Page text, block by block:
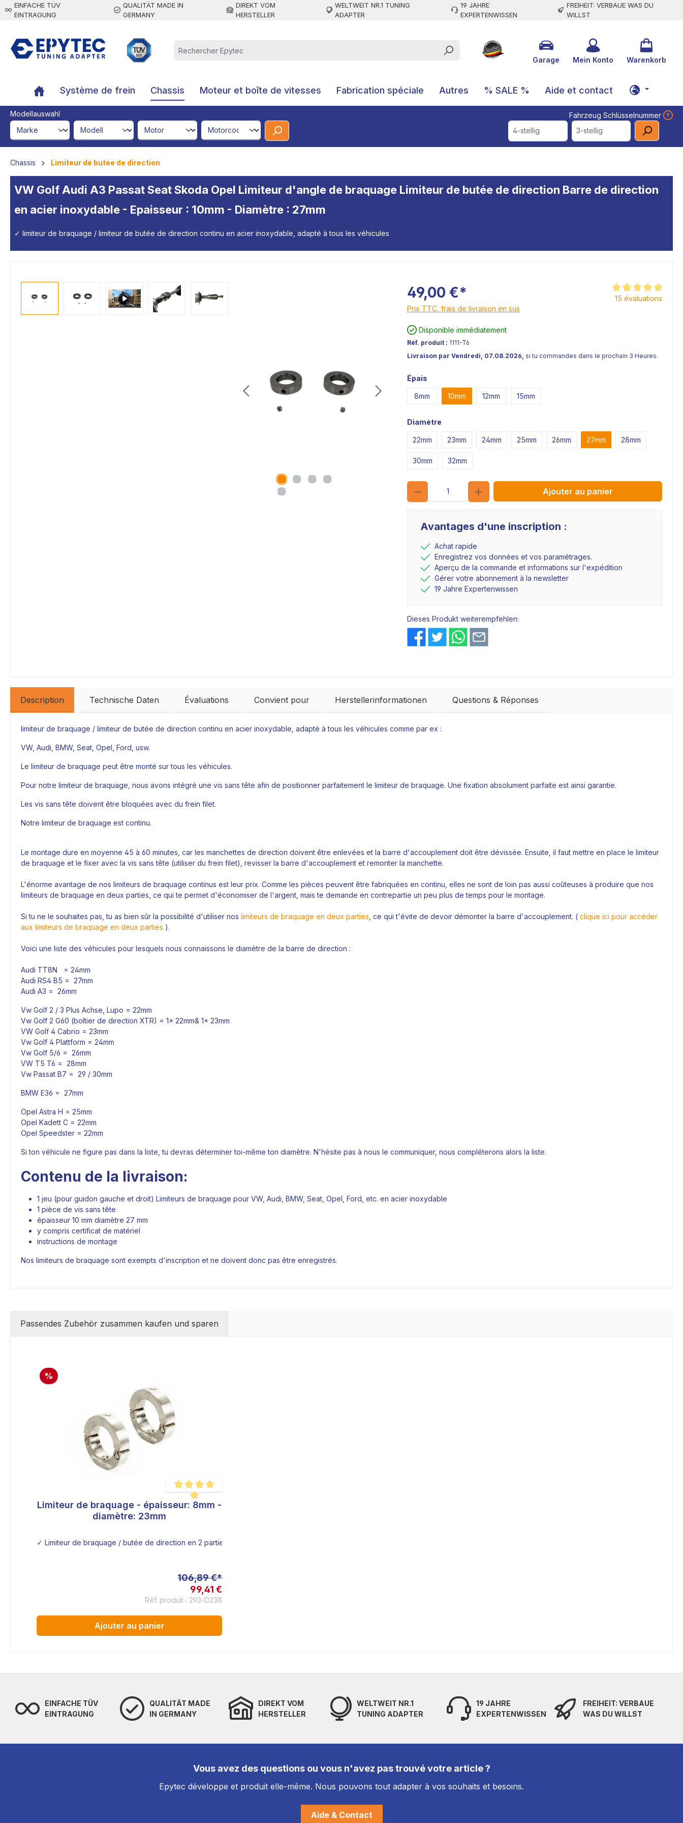
principal
EINFACHE TÜV
EINTRAGUNG
QUALITÄT MADE IN
GERMANY
DIREKT VOM
HERSTELLER
WELTWEIT NR.1 TUNING
ADAPTER
19 JAHRE
EXPERTENWISSEN
FREIHEIT: VERBAUE WAS DU
WILLST
Garage Mein Konto Warenkorb
Système de frein Chassis Moteur et boîte de vitesses Fabrication spéciale Autres % SALE % Aide et contact
Modellauswahl
Fahrzeug Schlüsselnummer
brandId
modelId engineId engineCodeId 4-stellig 3-stellig
Chassis Limiteur de butée de direction
VW Golf Audi A3 Passat Seat Skoda Opel Limiteur d'angle de braquage Limiteur de butée de direction Barre de direction
en acier inoxydable - Epaisseur : 10mm - Diamètre : 27mm
✓ limiteur de braquage / limiteur de butée de direction continu en acier inoxydable, adapté à tous les véhicules
49,00 €*
Prix TTC, frais de livraison en sus
Note moyenne de 5
15 évaluations
Disponible immédiatement
Réf. produit : 1111-T6
Livraison par Vendredi, 07.08.2026, si tu commandes dans le prochain 3 Heures.
Épais
8mm 10mm 12mm 15mm
Diamètre
22mm 23mm 24mm 25mm 26mm 27mm 28mm
30mm 32mm
Quantité
Ajouter au panier
Avantages d'une inscription :
Achat rapide
Enregistrez vos données et vos paramétrages.
Aperçu de la commande et informations sur l'expédition
Gérer votre abonnement à la newsletter
19 Jahre Expertenwissen
Dieses Produkt weiterempfehlen:
Description Technische Daten Évaluations Convient pour Herstellerinformationen Questions & Réponses
limiteur de braquage / limiteur de butée de direction continu en acier inoxydable, adapté à tous les véhicules comme par ex :
VW, Audi, BMW, Seat, Opel, Ford, usw.
Le limiteur de braquage peut être monté sur tous les véhicules.
Pour notre limiteur de braquage, nous avons intégré une vis sans tête afin de positionner parfaitement le limiteur de braquage. Une fixation absolument parfaite est ainsi garantie.
Les vis sans tête doivent être bloquées avec du frein filet.
Notre limiteur de braquage est continu.
Le montage dure en moyenne 45 à 60 minutes, car les manchettes de direction doivent être enlevées et la barre d'accouplement doit être dévissée. Ensuite, il faut mettre en place le limiteur
de braquage et le fixer avec la vis sans tête (utiliser du frein filet), revisser la barre d'accouplement et remonter la manchette.
L'énorme avantage de nos limiteurs de braquage continus est leur prix. Comme les pièces peuvent être fabriquées en continu, elles ne sont de loin pas aussi coûteuses à produire que nos
limiteurs de braquage en deux parties, ce qui te permet d'économiser de l'argent, mais te demande en contrepartie un peu plus de temps pour le montage.
Si tu ne le souhaites pas, tu as bien sûr la possibilité d'utiliser nos limiteurs de braquage en deux parties , ce qui t'évite de devoir démonter la barre d'accouplement. ( clique ici pour accéder
aux limiteurs de braquage en deux parties ).
Voici une liste des véhicules pour lesquels nous connaissons le diamètre de la barre de direction :
Audi TT8N = 24mm
Audi RS4 B5 = 27mm
Audi A3 = 26mm
Vw Golf 2 / 3 Plus Achse, Lupo = 22mm
Vw Golf 2 G60 (boîtier de direction XTR) = 1x 22mm& 1x 23mm
VW Golf 4 Cabrio = 23mm
Vw Golf 4 Plattform = 24mm
Vw Golf 5/6 = 26mm
VW T5 T6 = 28mm
Vw Passat B7 = 29 / 30mm
BMW E36 = 27mm
Opel Astra H = 25mm
Opel Kadett C = 22mm
Opel Speedster = 22mm
Si ton véhicule ne figure pas dans la liste, tu devras déterminer toi-même ton diamètre. N'hésite pas à nous le communiquer, nous compléterons alors la liste.
Contenu de la livraison:
1 jeu (pour guidon gauche et droit) Limiteurs de braquage pour VW, Audi, BMW, Seat, Opel, Ford, etc. en acier inoxydable
1 pièce de vis sans tête
épaisseur 10 mm diamètre 27 mm
y compris certificat de matériel
instructions de montage
Nos limiteurs de braquage sont exempts d'inscription et ne doivent donc pas être enregistrés.
Passendes Zubehör zusammen kaufen und sparen
%
Note moyenne de 5 sur 5 étoiles
Limiteur de braquage - épaisseur: 8mm -
diamètre: 23mm
✓ Limiteur de braquage / butée de direction en 2 parties en acier inoxydable, adapté à tous les véhicules
106,89 €*
99,41 €
Réf. produit : 293-D238
Ajouter au panier
EINFACHE TÜV
EINTRAGUNG
QUALITÄT MADE
IN GERMANY
DIREKT VOM
HERSTELLER
WELTWEIT NR.1
TUNING ADAPTER
19 JAHRE
EXPERTENWISSEN
FREIHEIT: VERBAUE
WAS DU WILLST
Vous avez des questions ou vous n'avez pas trouvé votre article ?
Epytec développe et produit elle-même. Nous pouvons tout adapter à vos souhaits et besoins.
Aide & Contact